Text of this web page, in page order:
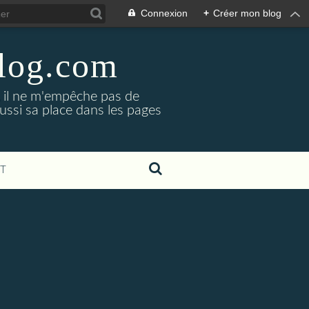
Connexion + Créer mon blog
ne m'empêche pas de
sa place dans les pages